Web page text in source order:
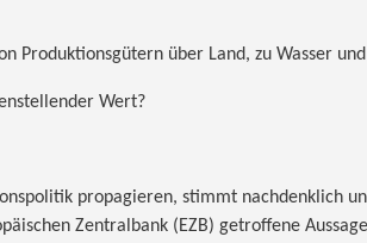
Produktionsgütern über Land, zu Wasser
Wert?
propagieren, stimmt nachdenklich
Zen­tral­bank (EZB) getroffene